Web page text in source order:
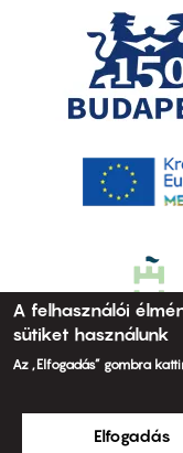
A felhasználói
sütiket használunk
Az „Elfogadás” gombra
Elfogadás